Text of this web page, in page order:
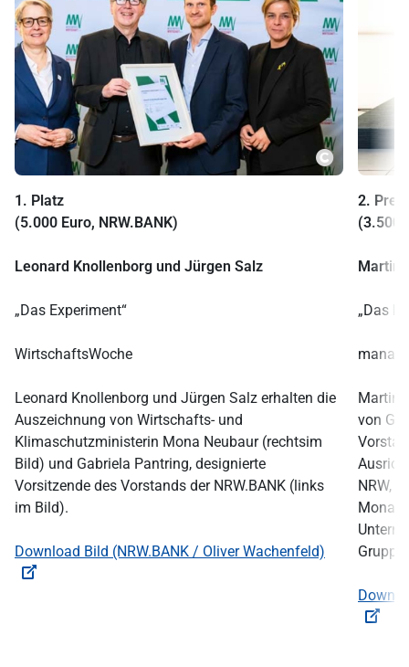
Copyright
1. Platz
(5.000 Euro, NRW.BANK)
Leonard Knollenborg und Jürgen Salz
„Das Experiment“
WirtschaftsWoche
Leonard Knollenborg und Jürgen Salz erhalten die
Auszeichnung von Wirtschafts- und
Klimaschutzministerin Mona Neubaur (rechtsim
Bild) und Gabriela Pantring, designierte
Vorsitzende des Vorstands der NRW.BANK (links
im Bild).
Download Bild (NRW.BANK / Oliver Wachenfeld)
2. Preis
(3.500
Martin
„Das
Martin
von
NRW,
Mona
Gruppe.